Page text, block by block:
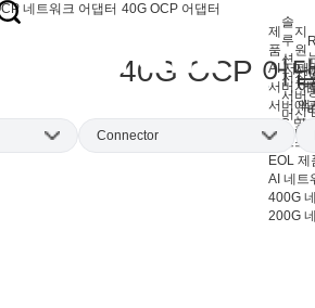
제
품
AI 서버
서버 어
서버 액
IPC 및
워크스
EOL 제
AI 네트
400G
200G
솔
루
션
저장
서버
머신
사이
지
원
지
자
애
네트워크 어댑터 40G OCP 어댑터
40G OCP 어
Connector